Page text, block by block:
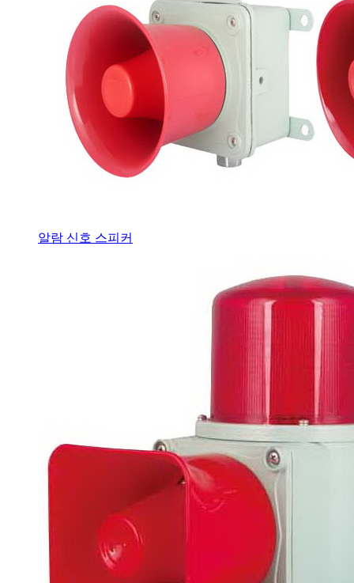
알람 신호 스피커